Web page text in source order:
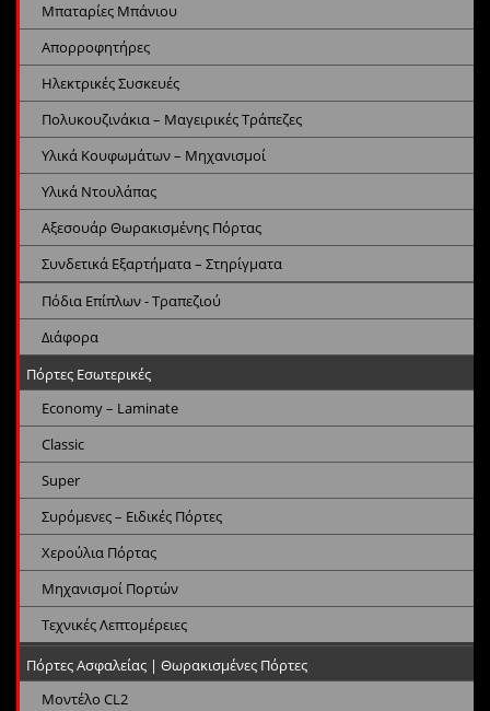
Μπαταρίες Μπάνιου
Απορροφητήρες
Ηλεκτρικές Συσκευές
Πολυκουζινάκια – Μαγειρικές Τράπεζες
Υλικά Κουφωμάτων – Μηχανισμοί
Υλικά Ντουλάπας
Αξεσουάρ Θωρακισμένης Πόρτας
Συνδετικά Εξαρτήματα – Στηρίγματα
Πόδια Επίπλων - Τραπεζιού
Διάφορα
Πόρτες Εσωτερικές
Economy – Laminate
Classic
Super
Συρόμενες – Ειδικές Πόρτες
Χερούλια Πόρτας
Μηχανισμοί Πορτών
Τεχνικές Λεπτομέρειες
Πόρτες Ασφαλείας | Θωρακισμένες Πόρτες
Μοντέλο CL2